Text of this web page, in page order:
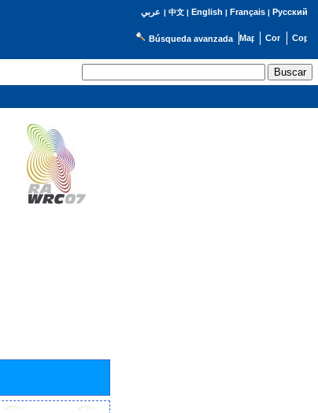
عربي | 中文| English | Français| Русский
Búsqueda avanzada